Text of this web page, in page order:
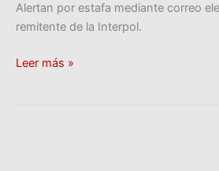
Alertan por estafa mediante correo
remitente de la Interpol.
Leer más »